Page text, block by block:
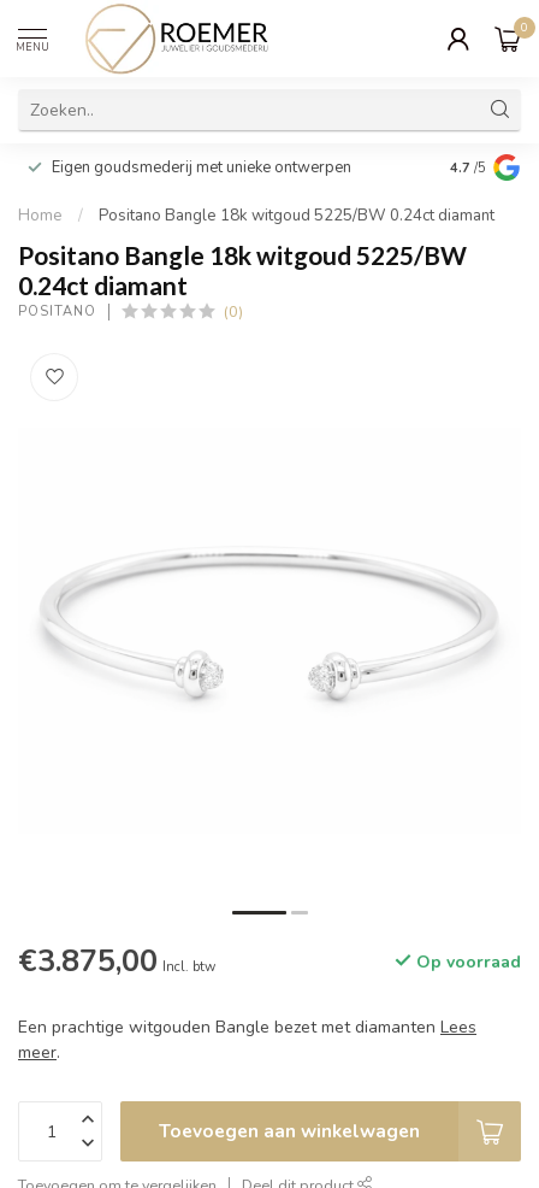
MENU
0
Eigen goudsmederij met unieke ontwerpen Wij
cadeau
4.7 /5
Home / Positano Bangle 18k witgoud 5225/BW 0.24ct diamant
Positano Bangle 18k witgoud 5225/BW
0.24ct diamant
POSITANO (0)
€3.875,00 Incl. btw Op voorraad
Een prachtige witgouden Bangle bezet met diamanten Lees
meer.
Toevoegen aan winkelwagen